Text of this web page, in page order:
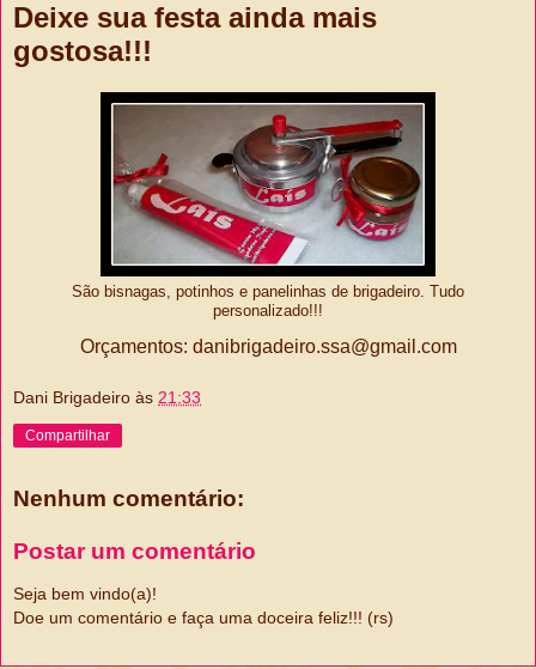
Deixe sua festa ainda mais
gostosa!!!
São bisnagas, potinhos e panelinhas de brigadeiro. Tudo
personalizado!!!
Orçamentos: danibrigadeiro.ssa@gmail.com
Dani Brigadeiro às 21:33
Compartilhar
Nenhum comentário:
Postar um comentário
Seja bem vindo(a)!
Doe um comentário e faça uma doceira feliz!!! (rs)